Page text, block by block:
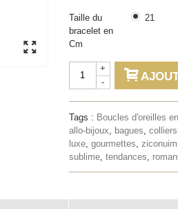
Taille du
bracelet en
Cm
21
-
+
Tags : Boucles d'oreilles
allo-bijoux, bagues, colliers
luxe, gourmettes, ziconuim
sublime, tendances,